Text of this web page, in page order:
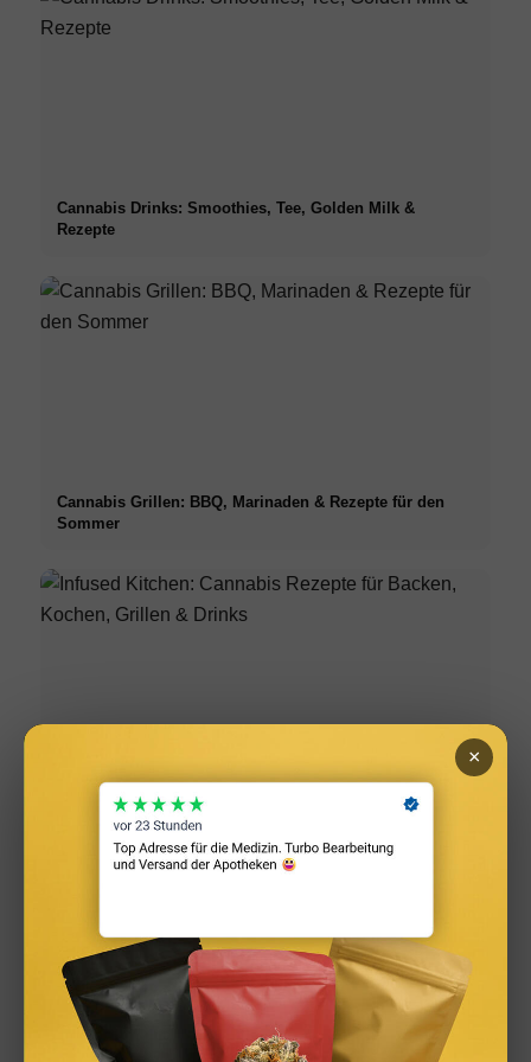
Cannabis Drinks: Smoothies, Tee, Golden Milk &
Rezepte
Cannabis Grillen: BBQ, Marinaden & Rezepte für den
Sommer
Infused Kitchen: Cannabis Rezepte für Backen, Kochen,
Grillen & Drinks
×